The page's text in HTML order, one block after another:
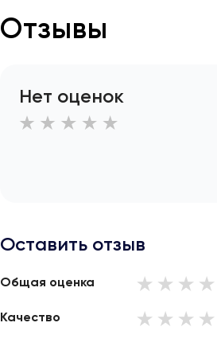
Отзывы
Нет оценок
Оставить отзыв
Общая оценка
Качество